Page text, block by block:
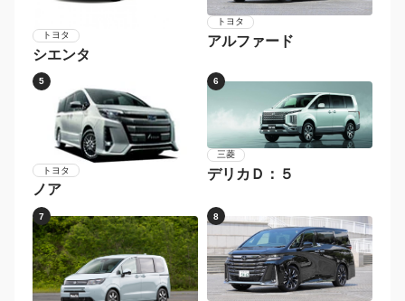
トヨタ
シエンタ
トヨタ
アルファード
5
トヨタ
ノア
6
三菱
デリカＤ：５
7 8